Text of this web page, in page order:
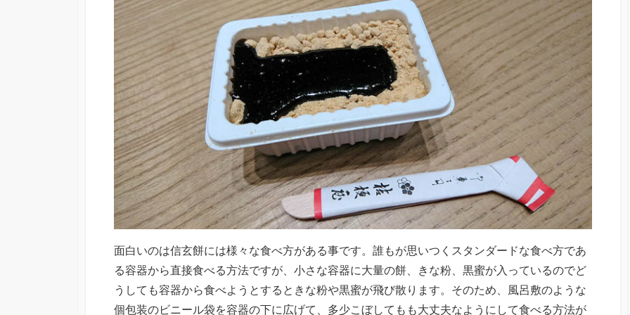
面白いのは信玄餅には様々な食べ方がある事です。誰もが思いつくスタンダードな食べ方であ
る容器から直接食べる方法ですが、小さな容器に大量の餅、きな粉、黒蜜が入っているのでど
うしても容器から食べようとするときな粉や黒蜜が飛び散ります。そのため、風呂敷のような
個包装のビニール袋を容器の下に広げて、多少こぼしてもも大丈夫なようにして食べる方法が